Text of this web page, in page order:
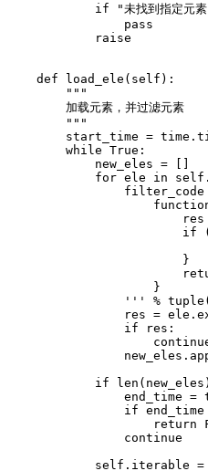
if "未找到指定元
                pass
            raise
    def load_ele(self):
        """
        加载元素，并过滤元素
        """
start_time =
        while True:
            new_eles = []
for ele in
filter_code
if
                        }
                    }
''' %
res =
                if res:
if
end_time =
if
return
                continue
self.iterable =